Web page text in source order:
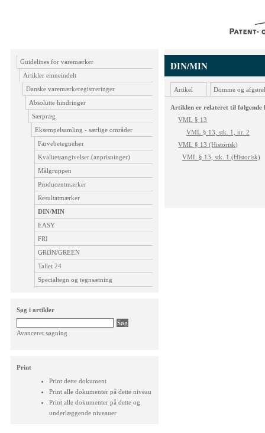
Guidelines for varemærker
Artikler emneindelt
Danske varemærkeregistreringer
Absolutte hindringer
Særpræg
Eksempelsamling - særlige områder
Farvebetegnelser
Kvalitetsangivelser (anprisninger)
Målgruppen
Producentmærker
Resultatmærker
DIN/MIN
EASY
FRI
GRØN/GREEN
Tallet 24
Specialtegn og tegnsætning
Søg i artikler
Avanceret søgning
Print
Print dette dokument
Print alle dokumenter på dette niveau
Print alle dokumenter på dette og
underlæggende niveauer
DIN/MIN
Artikel Domme og
Artiklen er relateret til følgende
VML § 13
VML § 13, stk. 1, nr. 2
VML § 13 (Historisk)
VML § 13, stk. 1 (Historisk)